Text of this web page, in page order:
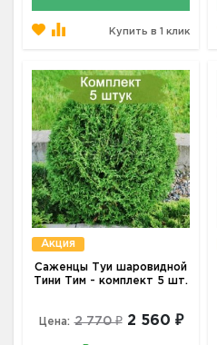
Купить в 1 клик
Акция
Саженцы Туи шаровидной
Тини Тим - комплект 5 шт.
Цена: 2 770 ₽ 2 560 ₽